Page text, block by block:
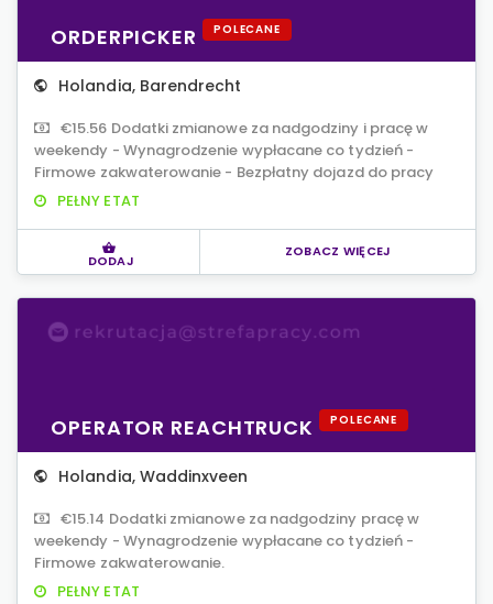
ORDERPICKER POLECANE
Holandia, Barendrecht
€15.56 Dodatki zmianowe za nadgodziny i pracę w
weekendy - Wynagrodzenie wypłacane co tydzień -
Firmowe zakwaterowanie - Bezpłatny dojazd do pracy
PEŁNY ETAT
DODAJ
ZOBACZ WIĘCEJ
OPERATOR REACHTRUCK POLECANE
Holandia, Waddinxveen
€15.14 Dodatki zmianowe za nadgodziny pracę w
weekendy - Wynagrodzenie wypłacane co tydzień -
Firmowe zakwaterowanie.
PEŁNY ETAT